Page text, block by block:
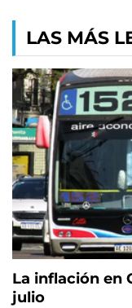
LAS MÁS
La inflación en
julio